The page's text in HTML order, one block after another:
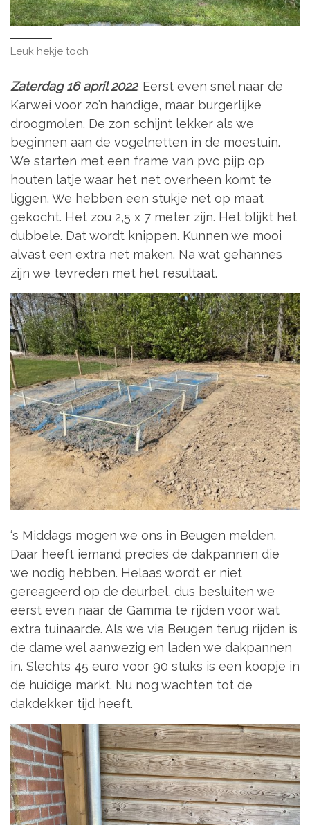
Leuk hekje toch
Zaterdag 16 april 2022. Eerst even snel naar de
Karwei voor zo’n handige, maar burgerlijke
droogmolen. De zon schijnt lekker als we
beginnen aan de vogelnetten in de moestuin.
We starten met een frame van pvc pijp op
houten latje waar het net overheen komt te
liggen. We hebben een stukje net op maat
gekocht. Het zou 2,5 x 7 meter zijn. Het blijkt het
dubbele. Dat wordt knippen. Kunnen we mooi
alvast een extra net maken. Na wat gehannes
zijn we tevreden met het resultaat.
‘s Middags mogen we ons in Beugen melden.
Daar heeft iemand precies de dakpannen die
we nodig hebben. Helaas wordt er niet
gereageerd op de deurbel, dus besluiten we
eerst even naar de Gamma te rijden voor wat
extra tuinaarde. Als we via Beugen terug rijden is
de dame wel aanwezig en laden we dakpannen
in. Slechts 45 euro voor 90 stuks is een koopje in
de huidige markt. Nu nog wachten tot de
dakdekker tijd heeft.